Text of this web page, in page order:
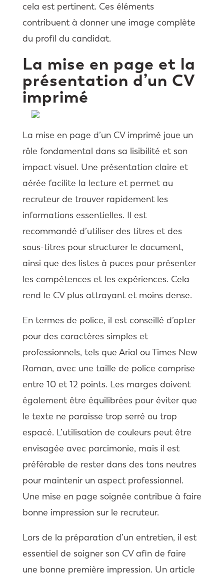
cela est pertinent. Ces éléments
contribuent à donner une image complète
du profil du candidat.
La mise en page et la
présentation d’un CV
imprimé
La mise en page d’un CV imprimé joue un
rôle fondamental dans sa lisibilité et son
impact visuel. Une présentation claire et
aérée facilite la lecture et permet au
recruteur de trouver rapidement les
informations essentielles. Il est
recommandé d’utiliser des titres et des
sous-titres pour structurer le document,
ainsi que des listes à puces pour présenter
les compétences et les expériences. Cela
rend le CV plus attrayant et moins dense.
En termes de police, il est conseillé d’opter
pour des caractères simples et
professionnels, tels que Arial ou Times New
Roman, avec une taille de police comprise
entre 10 et 12 points. Les marges doivent
également être équilibrées pour éviter que
le texte ne paraisse trop serré ou trop
espacé. L’utilisation de couleurs peut être
envisagée avec parcimonie, mais il est
préférable de rester dans des tons neutres
pour maintenir un aspect professionnel.
Une mise en page soignée contribue à faire
bonne impression sur le recruteur.
Lors de la préparation d’un entretien, il est
essentiel de soigner son CV afin de faire
une bonne première impression. Un article